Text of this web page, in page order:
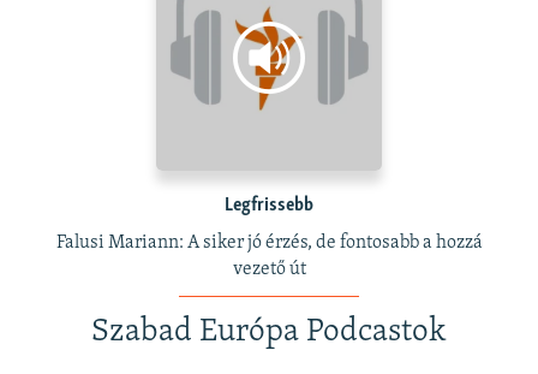
Legfrissebb
Falusi Mariann: A siker jó érzés, de fontosabb a hozzá
vezető út
Szabad Európa Podcastok